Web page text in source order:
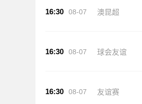
16:30 08-07 澳昆超
16:30 08-07 球会友谊
16:30 08-07 友谊赛